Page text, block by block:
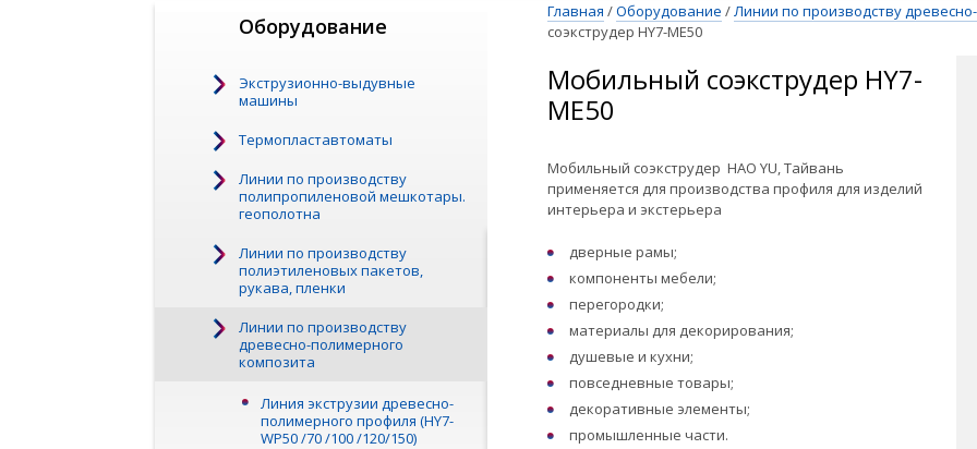
Оборудование
Экструзионно-выдувные
машины
Термопластавтоматы
Линии по производству
полипропиленовой мешкотары.
геополотна
Линии по производству
полиэтиленовых пакетов,
рукава, пленки
Линии по производству
древесно-полимерного
композита
Линия экструзии древесно-
полимерного профиля (HY7-
WP50 /70 /100 /120/150)
Главная /Оборудование /Линии по производству
соэкструдер HY7-ME50
Мобильный соэкструдер HY7-
ME50
Мобильный соэкструдер HAO YU, Тайвань
применяется для производства профиля для изделий
интерьера и экстерьера
дверные рамы;
компоненты мебели;
перегородки;
материалы для декорирования;
душевые и кухни;
повседневные товары;
декоративные элементы;
промышленные части.